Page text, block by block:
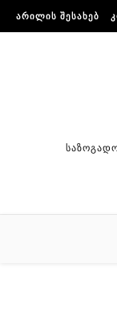
Skip to content
ᲐᲠᲘᲚᲘᲡ ᲨᲔᲡᲐᲮᲔᲑ